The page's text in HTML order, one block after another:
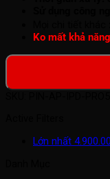
Ko mất khả
Lớn nhất